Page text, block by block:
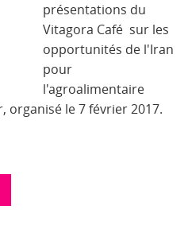
présentations du
Vitagora Café sur les
opportunités de l'Iran
pour
l'agroalimentaire
organisé le 7 février 2017.